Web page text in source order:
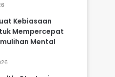
Kebiasaan
Mempercepat
Mental